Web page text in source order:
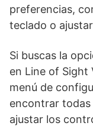
preferencias,
teclado o
Si buscas la
en Line of Sight
menú de
encontrar todas
ajustar los